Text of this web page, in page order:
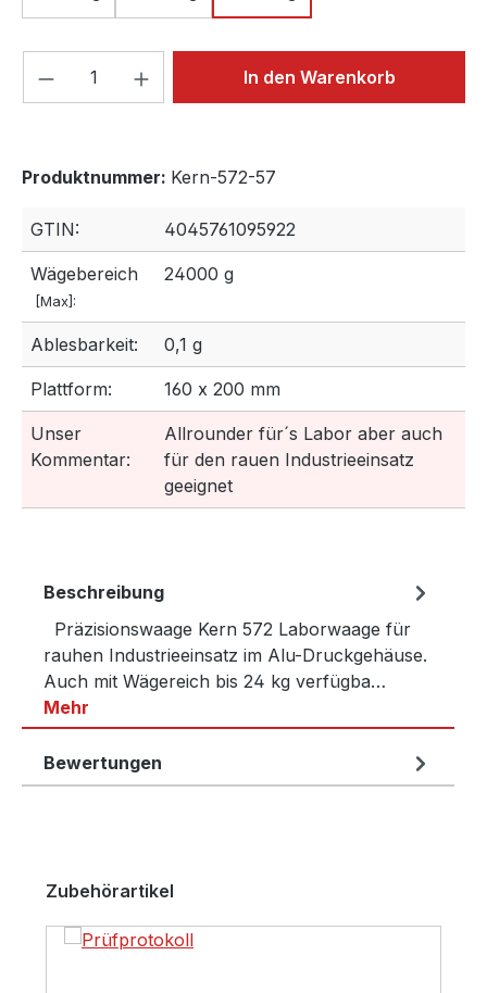
Produkt Anzahl: Gib denIn den Warenkorb
Produktnummer: Kern-572-57
GTIN: 4045761095922
Wägebereich
[Max]:
24000 g
Ablesbarkeit: 0,1 g
Plattform: 160 x 200 mm
Unser
Kommentar:
Allrounder für´s Labor aber auch
für den rauen Industrieeinsatz
geeignet
Beschreibung
Präzisionswaage Kern 572 Laborwaage für
rauhen Industrieeinsatz im Alu-Druckgehäuse.
Auch mit Wägereich bis 24 kg verfügba…
Mehr
Bewertungen
Produktgalerie überspringen
Zubehörartikel